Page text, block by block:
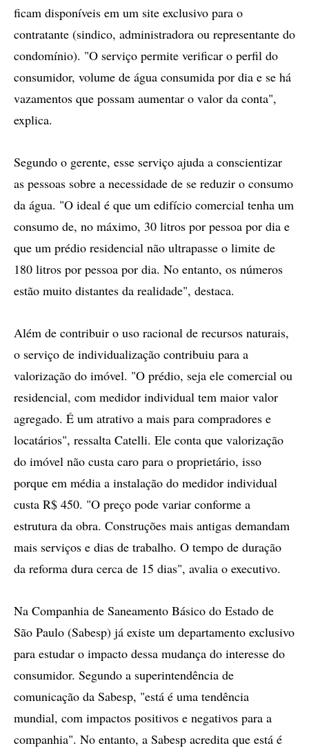
ficam disponíveis em um site exclusivo para o
contratante (sindico, administradora ou representante do
condomínio). "O serviço permite verificar o perfil do
consumidor, volume de água consumida por dia e se há
vazamentos que possam aumentar o valor da conta",
explica.
Segundo o gerente, esse serviço ajuda a conscientizar
as pessoas sobre a necessidade de se reduzir o consumo
da água. "O ideal é que um edifício comercial tenha um
consumo de, no máximo, 30 litros por pessoa por dia e
que um prédio residencial não ultrapasse o limite de
180 litros por pessoa por dia. No entanto, os números
estão muito distantes da realidade", destaca.
Além de contribuir o uso racional de recursos naturais,
o serviço de individualização contribuiu para a
valorização do imóvel. "O prédio, seja ele comercial ou
residencial, com medidor individual tem maior valor
agregado. É um atrativo a mais para compradores e
locatários", ressalta Catelli. Ele conta que valorização
do imóvel não custa caro para o proprietário, isso
porque em média a instalação do medidor individual
custa R$ 450. "O preço pode variar conforme a
estrutura da obra. Construções mais antigas demandam
mais serviços e dias de trabalho. O tempo de duração
da reforma dura cerca de 15 dias", avalia o executivo.
Na Companhia de Saneamento Básico do Estado de
São Paulo (Sabesp) já existe um departamento exclusivo
para estudar o impacto dessa mudança do interesse do
consumidor. Segundo a superintendência de
comunicação da Sabesp, "está é uma tendência
mundial, com impactos positivos e negativos para a
companhia". No entanto, a Sabesp acredita que está é